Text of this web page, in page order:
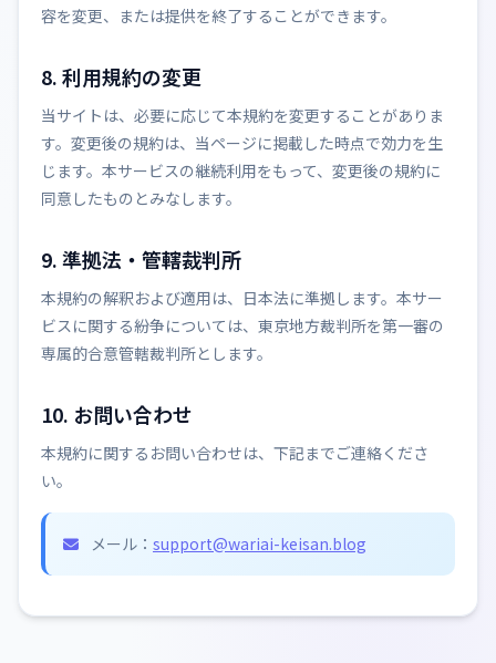
容を変更、または提供を終了することができます。
8. 利用規約の変更
当サイトは、必要に応じて本規約を変更することがありま
す。変更後の規約は、当ページに掲載した時点で効力を生
じます。本サービスの継続利用をもって、変更後の規約に
同意したものとみなします。
9. 準拠法・管轄裁判所
本規約の解釈および適用は、日本法に準拠します。本サー
ビスに関する紛争については、東京地方裁判所を第一審の
専属的合意管轄裁判所とします。
10. お問い合わせ
本規約に関するお問い合わせは、下記までご連絡くださ
い。
メール： support@wariai-keisan.blog